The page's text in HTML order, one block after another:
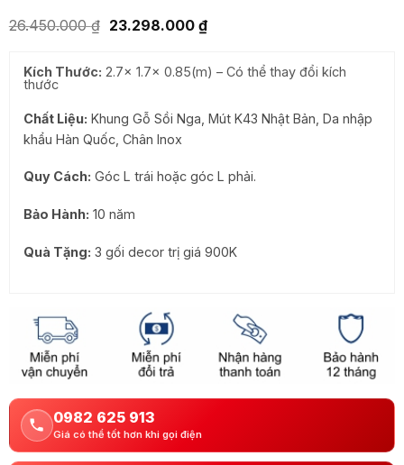
26.450.000₫ Giá
26.450.000 ₫.
23.298.000 ₫Giá
hiện
là:
23.298.000 ₫.
Kích Thước: 2.7x 1.7x 0.85(m) – Có thể thay đổi kích
thước
Chất Liệu: Khung Gỗ Sồi Nga, Mút K43 Nhật Bản, Da nhập
khẩu Hàn Quốc, Chân Inox
Quy Cách: Góc L trái hoặc góc L phải.
Bảo Hành: 10 năm
Quà Tặng: 3 gối decor trị giá 900K
0982 625 913
Giá có thể tốt hơn khi gọi điện